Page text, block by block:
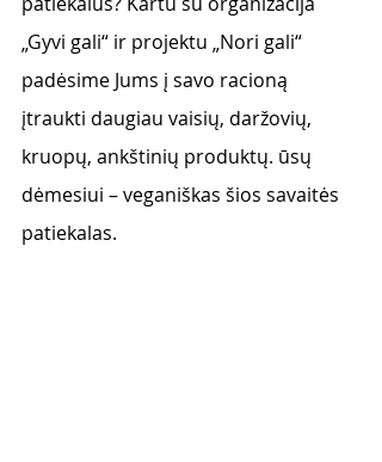
„Gyvi gali“ ir projektu „Nori gali“
padėsime Jums į savo racioną
įtraukti daugiau vaisių, daržovių,
kruopų, ankštinių produktų. ūsų
dėmesiui – veganiškas šios savaitės
patiekalas.